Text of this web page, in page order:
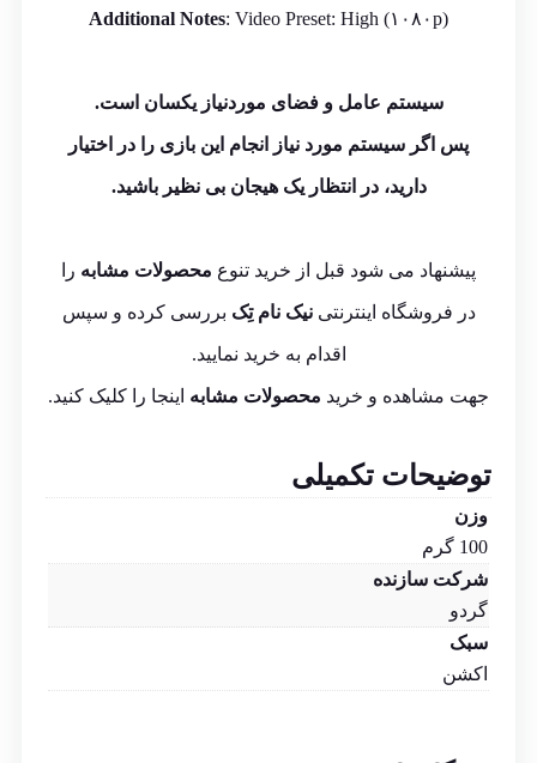
Additional Notes: Video Preset: High (۱۰۸۰p)
سیستم عامل و فضای موردنیاز یکسان است.
پس اگر سیستم مورد نیاز انجام این بازی را در اختیار
دارید، در انتظار یک هیجان بی نظیر باشید.
پیشنهاد می شود قبل از خرید تنوع محصولات مشابه را
در فروشگاه اینترنتینیک نام تِک بررسی کرده و سپس
اقدام به خرید نمایید.
جهت مشاهده و خرید محصولات مشابه اینجا را کلیک کنید.
توضیحات تکمیلی
وزن
100 گرم
شرکت سازنده
گردو
سبک
اکشن